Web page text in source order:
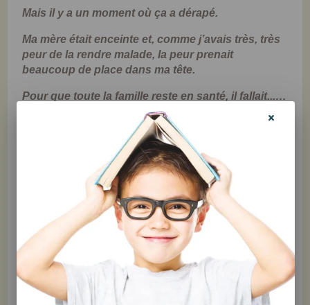
Mais il y a un moment où ça a dérapé.
Ma mère était enceinte et, comme j’avais très, très
peur de la rendre malade, la peur prenait
beaucoup de place dans ma tête.
Pour que toute la famille reste en santé, il fallait...…
Que je me lave les mains en entrant à la maison, et
à plusieurs occasions, avec quatre pompes de
savon, pendant au moins quatre minutes;
Que je lave mes cahiers avant de les rentrer dans
Que j’utilise des ustensiles de la maison à la
cafétéria;
Que je ne touche pas les poignées de porte à
l’école ou les abreuvoirs au gymnase;